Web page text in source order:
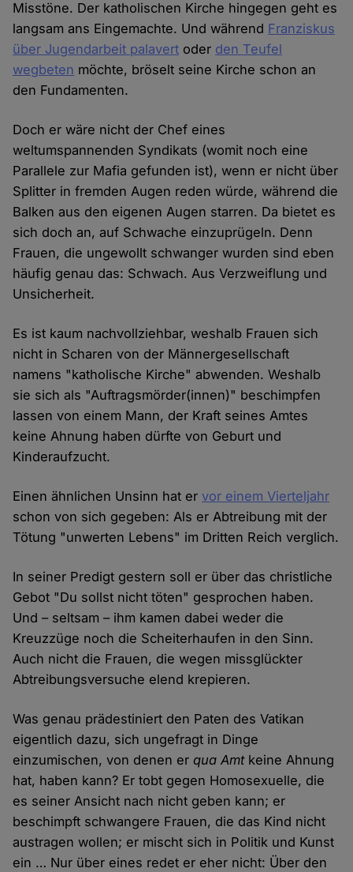
Misstöne. Der katholischen Kirche hingegen geht es
langsam ans Eingemachte. Und während Franziskus
über Jugendarbeit palavert oder den Teufel
wegbeten möchte, bröselt seine Kirche schon an
den Fundamenten.
Doch er wäre nicht der Chef eines
weltumspannenden Syndikats (womit noch eine
Parallele zur Mafia gefunden ist), wenn er nicht über
Splitter in fremden Augen reden würde, während die
Balken aus den eigenen Augen starren. Da bietet es
sich doch an, auf Schwache einzuprügeln. Denn
Frauen, die ungewollt schwanger wurden sind eben
häufig genau das: Schwach. Aus Verzweiflung und
Unsicherheit.
Es ist kaum nachvollziehbar, weshalb Frauen sich
nicht in Scharen von der Männergesellschaft
namens "katholische Kirche" abwenden. Weshalb
sie sich als "Auftragsmörder(innen)" beschimpfen
lassen von einem Mann, der Kraft seines Amtes
keine Ahnung haben dürfte von Geburt und
Kinderaufzucht.
Einen ähnlichen Unsinn hat ervor einem Vierteljahr
schon von sich gegeben: Als er Abtreibung mit der
Tötung "unwerten Lebens" im Dritten Reich verglich.
In seiner Predigt gestern soll er über das christliche
Gebot "Du sollst nicht töten" gesprochen haben.
Und – seltsam – ihm kamen dabei weder die
Kreuzzüge noch die Scheiterhaufen in den Sinn.
Auch nicht die Frauen, die wegen missglückter
Abtreibungsversuche elend krepieren.
Was genau prädestiniert den Paten des Vatikan
eigentlich dazu, sich ungefragt in Dinge
einzumischen, von denen erqua Amtkeine Ahnung
hat, haben kann? Er tobt gegen Homosexuelle, die
es seiner Ansicht nach nicht geben kann; er
beschimpft schwangere Frauen, die das Kind nicht
austragen wollen; er mischt sich in Politik und Kunst
ein … Nur über eines redet er eher nicht: Über den